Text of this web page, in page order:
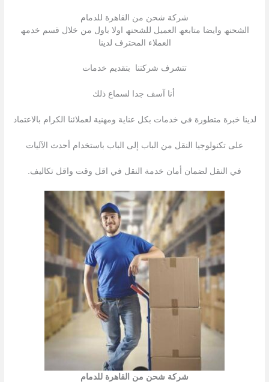
شركة شحن من القاهرة للدمام
الشحنھ وایضا متابعھ العمیل للشحنھ اولا باول من خلال قسم خدمھ
العملاء المحترف لدینا
تتشرف شركتنا بتقدیم خدمات
أنا آسف جدا لسماع ذلك
لدينا خبرة متطورة في خدمات بكل عناية ومهنية لعملائنا الكرام بالاعتماد
على تكنولوجيا النقل من الباب إلى الباب باستخدام أحدث الآليات
في النقل لضمان أمان خدمة النقل في اقل وقت واقل تكاليف.
شركة شحن من القاهرة للدمام